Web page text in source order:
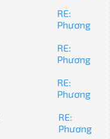
RE:
Phương
RE:
Phương
RE:
Phương
RE:
Phương